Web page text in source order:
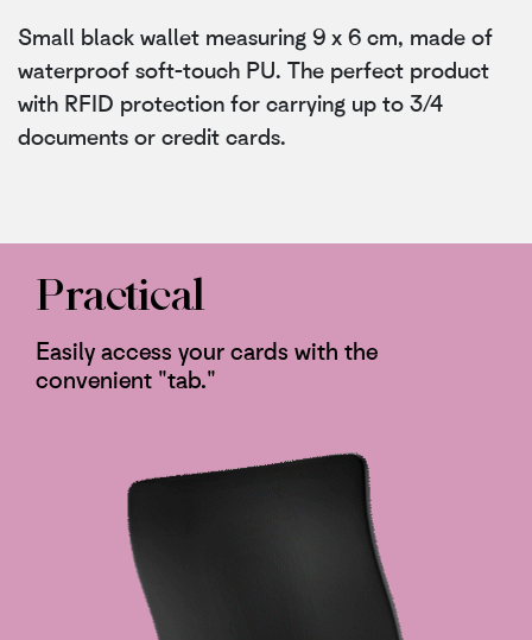
Small black wallet measuring 9 x 6 cm, made of
waterproof soft-touch PU. The perfect product
with RFID protection for carrying up to 3/4
documents or credit cards.
Practical
Easily access your cards with the
convenient "tab."